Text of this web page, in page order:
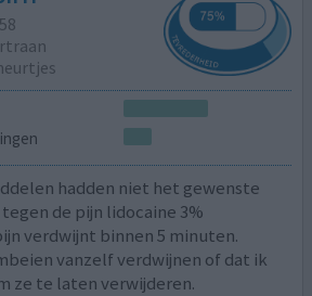
hadden niet het gewenste
de pijn lidocaine 3%
verdwijnt binnen 5 minuten.
vanzelf verdwijnen of dat ik
ze te laten verwijderen.